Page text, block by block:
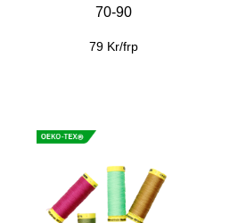
70-90
79 Kr/frp